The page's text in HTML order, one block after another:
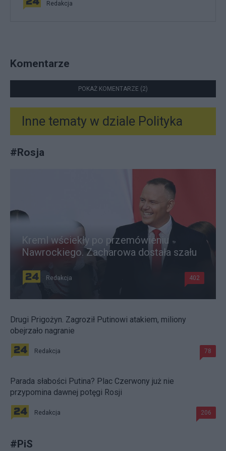
Redakcja
Komentarze
POKAŻ KOMENTARZE (2)
Inne tematy w dziale Polityka
#Rosja
Kreml wściekły po przemówieniu
Nawrockiego. Zacharowa dostała szału
Redakcja 402
Drugi Prigożyn. Zagroził Putinowi atakiem, miliony
obejrzało nagranie
Redakcja 78
Parada słabości Putina? Plac Czerwony już nie
przypomina dawnej potęgi Rosji
Redakcja 206
#PiS